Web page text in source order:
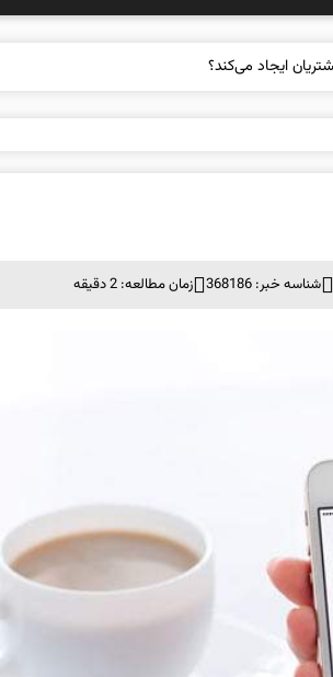
شناسه خبر: 368186 زمان مطالعه: 2 دقیقه